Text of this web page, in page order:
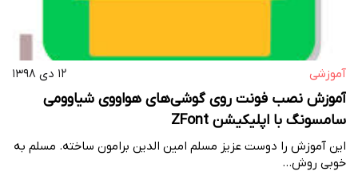
آموزشی ۱۲ دی ۱۳۹۸
آموزش نصب فونت روی گوشی‌های هواووی شیاوومی
سامسونگ با اپلیکیشن ZFont
این آموزش را دوست عزیز مسلم امین الدین برامون ساخته. مسلم به
خوبی روش…